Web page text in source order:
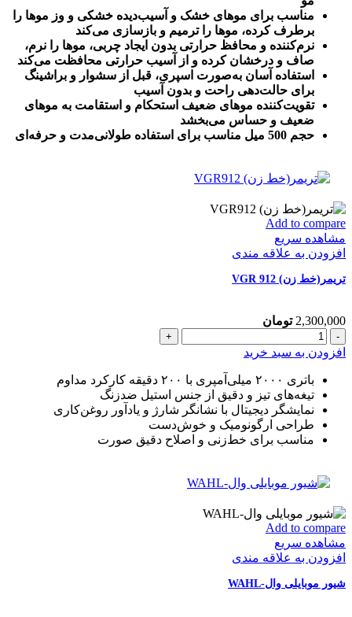
500
میل
عدد
مناسب برای موهای خشک و آسیب‌دیده خشکی و وز موها را
برطرف کرده، موها را ترمیم و بازسازی می‌کند
نرم‌کننده و محافظ حرارتی بدون ایجاد چربی، موها را نرم،
صاف و درخشان کرده و از آسیب حرارتی محافظت می‌کند
استفاده آسان به‌صورت اسپری، قبل از سشوار و براشینگ
برای حالت‌دهی راحت و بدون آسیب
تقویت‌کننده موهای ضعیف استحکام و استقامت به موهای
ضعیف و حساس می‌بخشد
حجم 500 میل مناسب برای استفاده طولانی‌مدت و حرفه‌ای
Add to compare
مشاهده سریع
افزودن به علاقه مندی
تریمر(خط زن) VGR 912
2,300,000 تومان
تریمر(خط
زن)
VGR
912
عدد
افزودن به سبد خرید
باتری ۲۰۰۰ میلی‌آمپری با ۲۰۰ دقیقه کارکرد مداوم
تیغه‌های تیز و دقیق از جنس استیل ضدزنگ
نمایشگر دیجیتال با نشانگر شارژ و یادآور روغن‌کاری
طراحی ارگونومیک و خوش‌دست
مناسب برای خط‌زنی و اصلاح دقیق صورت
Add to compare
مشاهده سریع
افزودن به علاقه مندی
شیور موبایلی وال-WAHL